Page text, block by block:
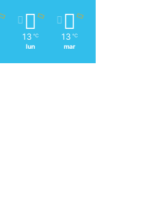
13 ℃
lun
13 ℃
mar